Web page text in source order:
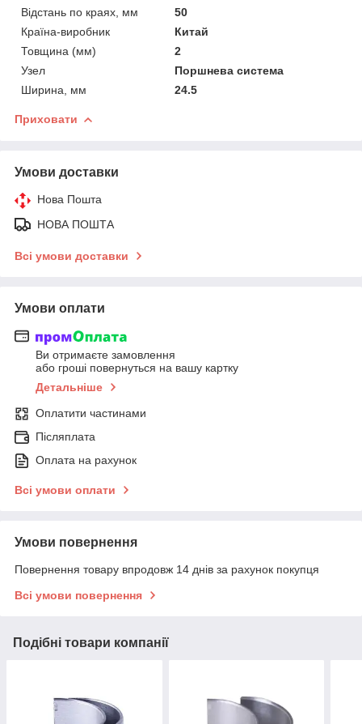
Відстань по краях, мм
50
Країна-виробник
Китай
Товщина (мм)
2
Узел
Поршнева система
Ширина, мм
24.5
Приховати
Умови доставки
Нова Пошта
НОВА ПОШТА
Всі умови доставки
Умови оплати
Ви отримаєте замовлення
або гроші повернуться на вашу картку
Детальніше
Оплатити частинами
Післяплата
Оплата на рахунок
Всі умови оплати
Умови повернення
Повернення товару впродовж 14 днів за рахунок покупця
Всі умови повернення
Подібні товари компанії